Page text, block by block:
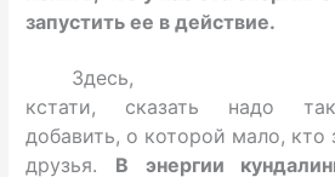
запустить ее в действие.
Здесь,
кстати, сказать надо
добавить, о которой мало, кто
друзья. В энергии